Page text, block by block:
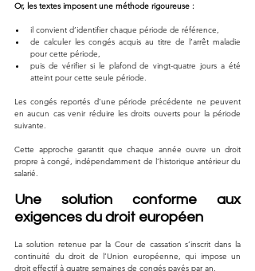
Or, les textes imposent une méthode rigoureuse :
il convient d’identifier chaque période de référence,
de calculer les congés acquis au titre de l’arrêt maladie
pour cette période,
puis de vérifier si le plafond de vingt-quatre jours a été
atteint pour cette seule période.
Les congés reportés d’une période précédente ne peuvent
en aucun cas venir réduire les droits ouverts pour la période
suivante.
Cette approche garantit que chaque année ouvre un droit
propre à congé, indépendamment de l’historique antérieur du
salarié.
Une solution conforme aux
exigences du droit européen
La solution retenue par la Cour de cassation s’inscrit dans la
continuité du droit de l’Union européenne, qui impose un
droit effectif à quatre semaines de congés payés par an.